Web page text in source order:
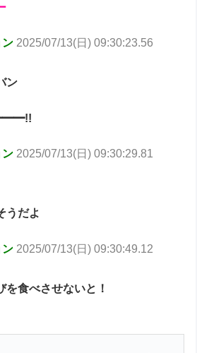
ン 2025/07/13(日) 09:30:23.56
ン
ン 2025/07/13(日) 09:30:29.81
うだよ
ン 2025/07/13(日) 09:30:49.12
を食べさせないと！